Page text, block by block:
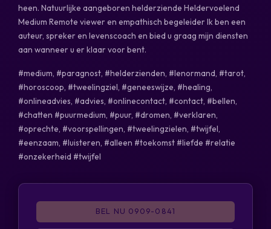
heen. Natuurlijke aangeboren helderziende Heldervoelend
Medium Remote viewer en empathisch begeleider Ik ben een
auteur, spreker en levenscoach en bied u graag mijn diensten
aan wanneer u er klaar voor bent.
#medium, #paragnost, #helderzienden, #lenormand, #tarot,
#horoscoop, #tweelingziel, #geneeswijze, #healing,
#onlineadvies, #advies, #onlinecontact, #contact, #bellen,
#chatten #puurmedium, #puur, #dromen, #verklaren,
#oprechte, #voorspellingen, #tweelingzielen, #twijfel,
#eenzaam, #luisteren, #alleen #toekomst #liefde #relatie
#onzekerheid #twijfel
BEL NU 0909-0841